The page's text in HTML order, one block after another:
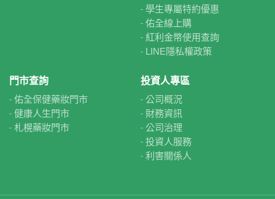
學生專屬特約優惠
佑全線上購
紅利金幣使用查詢
LINE隱私權政策
門市查詢
佑全保健藥妝門市
健康人生門市
札榥藥妝門市
投資人專區
公司概況
財務資訊
公司治理
投資人服務
利害關係人